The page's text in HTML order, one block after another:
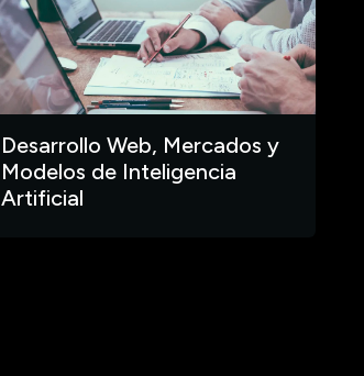
Desarrollo Web, Mercados y
Modelos de Inteligencia
Artificial